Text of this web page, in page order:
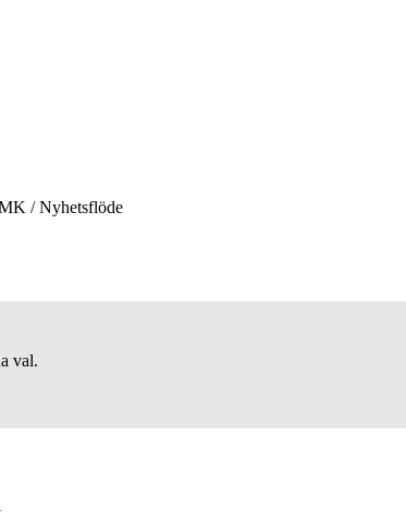
/Nyhetsflöde
val.